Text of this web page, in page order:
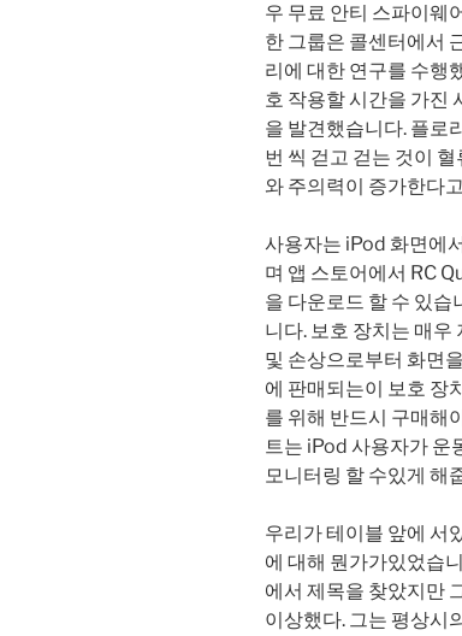
우 무료 안티 스파이웨
한 그룹은 콜센터에서
리에 대한 연구를 수행
호 작용할 시간을 가진
을 발견했습니다. 플로
번 씩 걷고 걷는 것이
와 주의력이 증가한다
사용자는 iPod 화면에
며 앱 스토어에서 RC
을 다운로드 할 수 있
니다. 보호 장치는 매우
및 손상으로부터 화면
에 판매되는이 보호 장
를 위해 반드시 구매해
트는 iPod 사용자가 운
모니터링 할 수있게 해
우리가 테이블 앞에 서
에 대해 뭔가가있었습
에서 제목을 찾았지만
이상했다. 그는 평상시